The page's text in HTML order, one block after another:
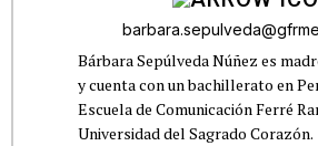
Bárbara Sepúlveda Núñez es
y cuenta con un bachillerato en
Escuela de Comunicación Ferré
Universidad del Sagrado Corazón.